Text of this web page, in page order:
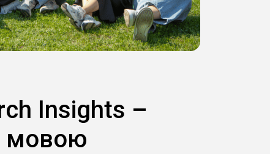
Insights –
мовою